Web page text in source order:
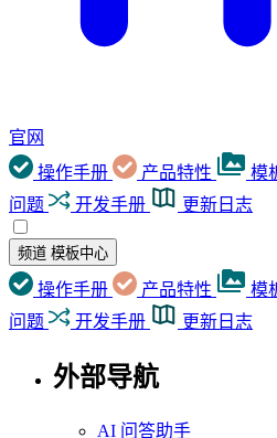
官网
操作手册
产品特性 模
问题
开发手册 更新日志
频道 模板中心
操作手册 产品特性 模
问题
开发手册 更新日志
外部导航
AI 问答助手